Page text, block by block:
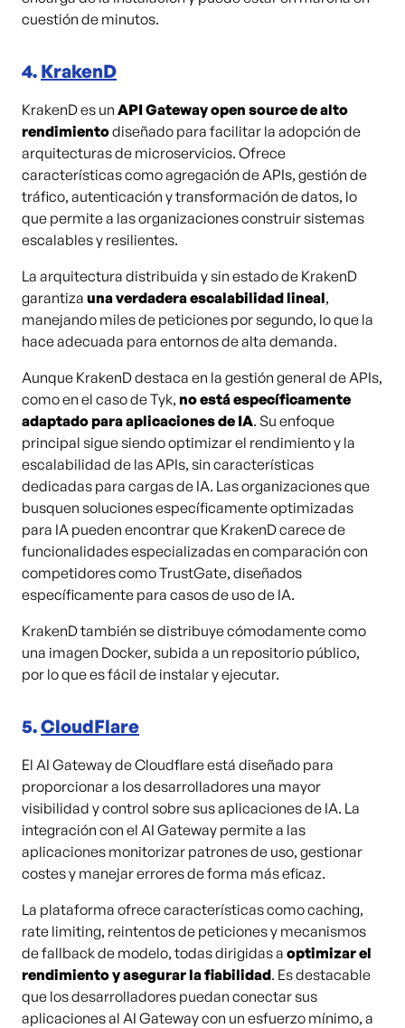
cuestión de minutos.
4. KrakenD
KrakenD es un API Gateway open source de alto
rendimientodiseñado para facilitar la adopción de
arquitecturas de microservicios. Ofrece
características como agregación de APIs, gestión de
tráfico, autenticación y transformación de datos, lo
que permite a las organizaciones construir sistemas
escalables y resilientes.
La arquitectura distribuida y sin estado de KrakenD
garantiza una verdadera escalabilidad lineal,
manejando miles de peticiones por segundo, lo que la
hace adecuada para entornos de alta demanda.
Aunque KrakenD destaca en la gestión general de APIs,
como en el caso de Tyk, no está específicamente
adaptado para aplicaciones de IA. Su enfoque
principal sigue siendo optimizar el rendimiento y la
escalabilidad de las APIs, sin características
dedicadas para cargas de IA. Las organizaciones que
busquen soluciones específicamente optimizadas
para IA pueden encontrar que KrakenD carece de
funcionalidades especializadas en comparación con
competidores como TrustGate, diseñados
específicamente para casos de uso de IA.
KrakenD también se distribuye cómodamente como
una imagen Docker, subida a un repositorio público,
por lo que es fácil de instalar y ejecutar.
5.CloudFlare
El AI Gateway de Cloudflare está diseñado para
proporcionar a los desarrolladores una mayor
visibilidad y control sobre sus aplicaciones de IA. La
integración con el AI Gateway permite a las
aplicaciones monitorizar patrones de uso, gestionar
costes y manejar errores de forma más eficaz.
La plataforma ofrece características como caching,
rate limiting, reintentos de peticiones y mecanismos
de fallback de modelo, todas dirigidas a optimizar el
rendimiento y asegurar la fiabilidad. Es destacable
que los desarrolladores puedan conectar sus
aplicaciones al AI Gateway con un esfuerzo mínimo, a